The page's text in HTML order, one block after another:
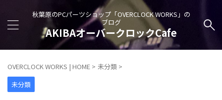
秋葉原のPCパーツショップ「OVERCLOCK WORKS」の
ブログ
AKIBAオーバークロックCafe
OVERCLOCK WORKS | HOME > 未分類 >
未分類